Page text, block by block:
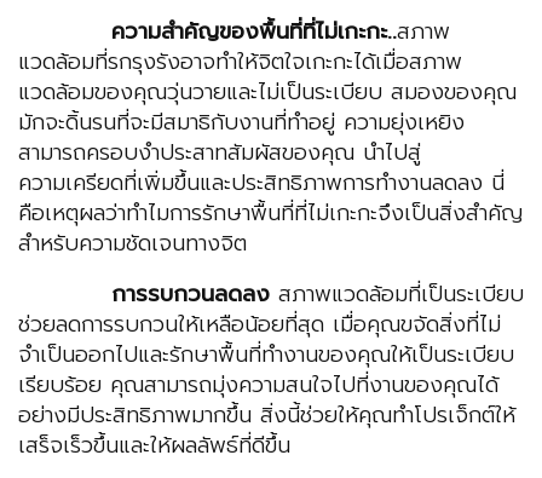
ความสำคัญของพื้นที่ที่ไม่เกะกะ..สภาพ
แวดล้อมที่รกรุงรังอาจทำให้จิตใจเกะกะได้เมื่อสภาพ
แวดล้อมของคุณวุ่นวายและไม่เป็นระเบียบ สมองของคุณ
มักจะดิ้นรนที่จะมีสมาธิกับงานที่ทำอยู่ ความยุ่งเหยิง
สามารถครอบงำประสาทสัมผัสของคุณ นำไปสู่
ความเครียดที่เพิ่มขึ้นและประสิทธิภาพการทำงานลดลง นี่
คือเหตุผลว่าทำไมการรักษาพื้นที่ที่ไม่เกะกะจึงเป็นสิ่งสำคัญ
สำหรับความชัดเจนทางจิต
การรบกวนลดลง สภาพแวดล้อมที่เป็นระเบียบ
ช่วยลดการรบกวนให้เหลือน้อยที่สุด เมื่อคุณขจัดสิ่งที่ไม่
จำเป็นออกไปและรักษาพื้นที่ทำงานของคุณให้เป็นระเบียบ
เรียบร้อย คุณสามารถมุ่งความสนใจไปที่งานของคุณได้
อย่างมีประสิทธิภาพมากขึ้น สิ่งนี้ช่วยให้คุณทำโปรเจ็กต์ให้
เสร็จเร็วขึ้นและให้ผลลัพธ์ที่ดีขึ้น